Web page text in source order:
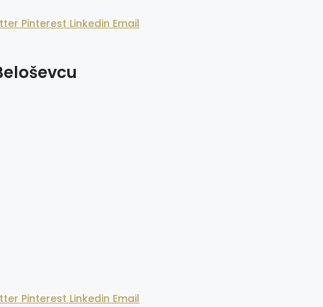
Pinterest Linkedin Email
Pinterest Linkedin Email